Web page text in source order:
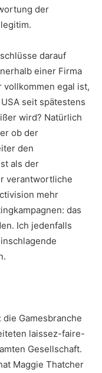
der
darauf
einer Firma
egal ist,
seit spätestens
wird? Natürlich
ob der
den
als der
verantwortliche
mehr
das
Ich jedenfalls
Gamesbranche
laissez-faire-
Gesellschaft.
Maggie Thatcher